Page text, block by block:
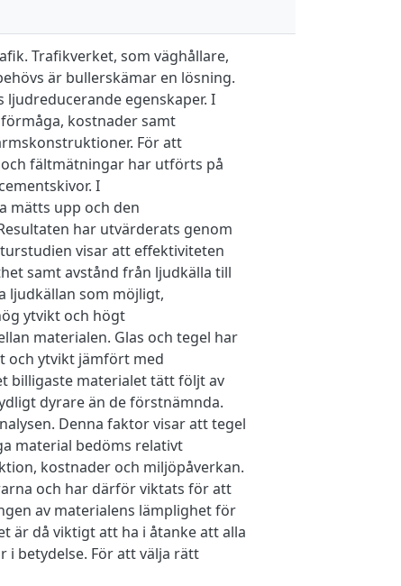
Trafikverket, som väghållare,
är bullerskämar en lösning.
egenskaper. I
kostnader samt
För att
fältmätningar har utförts på
I
mätts upp och den
har utvärderats genom
visar att effektiviteten
samt avstånd från ljudkälla till
ljudkällan som möjligt,
ytvikt och högt
materialen. Glas och tegel har
och ytvikt jämfört med
billigaste materialet tätt följt av
dyrare än de förstnämnda.
Denna faktor visar att tegel
material bedöms relativt
kostnader och miljöpåverkan.
och har därför viktats för att
av materialens lämplighet för
är då viktigt att ha i åtanke att alla
i betydelse. För att välja rätt